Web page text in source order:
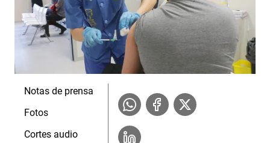
Notas de prensa
Fotos
Cortes audio